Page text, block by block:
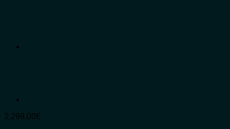
2.299,00€